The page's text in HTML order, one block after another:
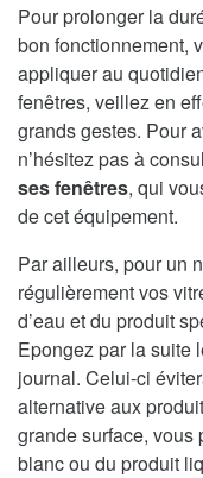
Pour prolonger la
bon fonctionnement,
appliquer au
fenêtres, veillez en
grands gestes. Pour
n’hésitez pas à
ses fenêtres, qui
de cet équipement.
Par ailleurs, pour un
régulièrement vos
d’eau et du produit
Epongez par la suite
journal. Celui-ci
alternative aux
grande surface,
blanc ou du produit